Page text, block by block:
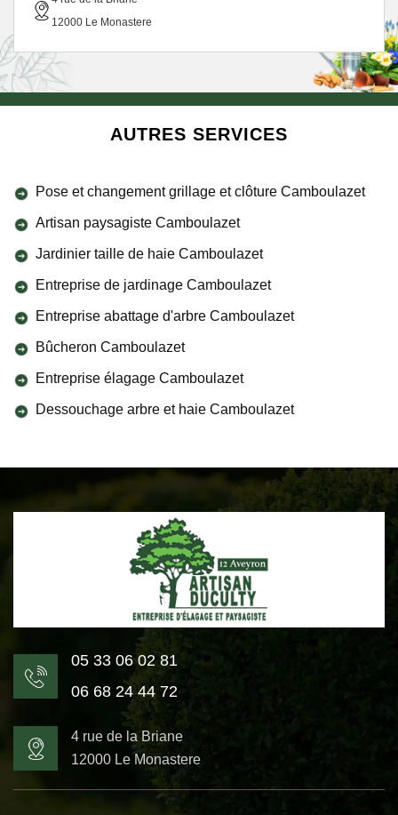
12000 Le Monastere
AUTRES SERVICES
Pose et changement grillage et clôture Camboulazet
Artisan paysagiste Camboulazet
Jardinier taille de haie Camboulazet
Entreprise de jardinage Camboulazet
Entreprise abattage d'arbre Camboulazet
Bûcheron Camboulazet
Entreprise élagage Camboulazet
Dessouchage arbre et haie Camboulazet
05 33 06 02 81
06 68 24 44 72
4 rue de la Briane
12000 Le Monastere